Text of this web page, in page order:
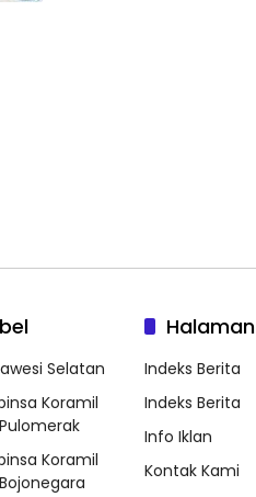
Selatan
Koramil
Koramil
Halaman
Indeks Berita
Indeks Berita
Info Iklan
Kontak Kami